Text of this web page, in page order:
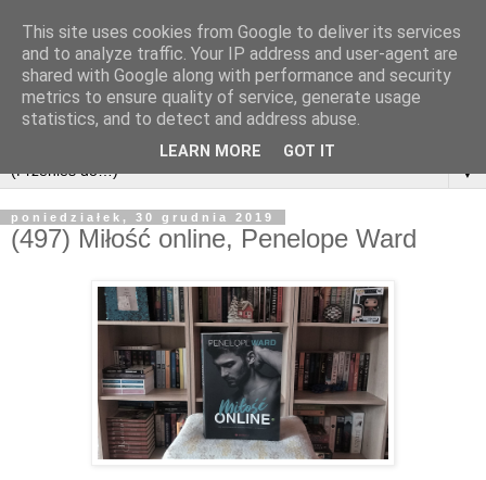
▼
poniedziałek, 30 grudnia 2019
(497) Miłość online, Penelope Ward
This site uses cookies from Google to deliver its services
and to analyze traffic. Your IP address and user-agent are
shared with Google along with performance and security
metrics to ensure quality of service, generate usage
statistics, and to detect and address abuse.
LEARN MORE GOT IT